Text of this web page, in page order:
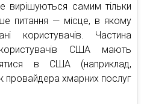
самим тільки
питання — місце, в якому
користувачів. Частина
США мають
в США (наприклад,
провайдера хмарних послуг